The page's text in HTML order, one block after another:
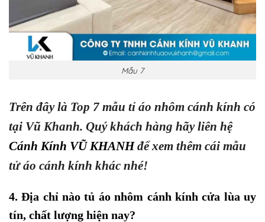
Mẫu 7
Trên đây là Top 7 mẫu tỉ áo nhôm cánh kính có
tại Vũ Khanh. Quý khách hàng hãy liên hệ
Cánh Kính VŨ KHANH để xem thêm cái mẫu
tử áo cánh kính khác nhé!
4. Địa chỉ nào tủ áo nhôm cánh kính cửa lùa uy
tín, chất lượng hiện nay?